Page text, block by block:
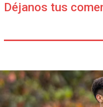
Déjanos tus